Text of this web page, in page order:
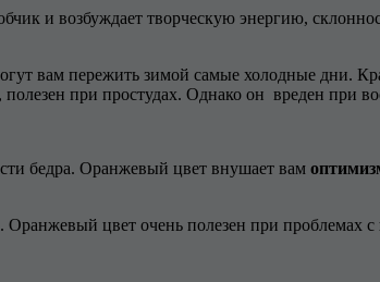
и возбуждает творческую энергию,
вам пережить зимой самые холодные дни.
при простудах. Однако он вреден при
бедра. Оранжевый цвет внушает вам
Оранжевый цвет очень полезен при проблемах с